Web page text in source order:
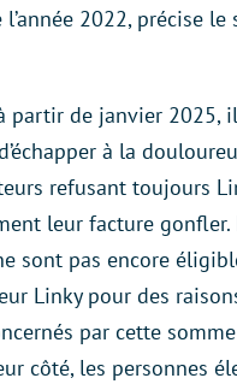
2022, précise
partir de janvier 2025,
à la
refusant toujours
leur facture gonfler.
sont pas encore
Linky pour des
par cette
côté, les personnes